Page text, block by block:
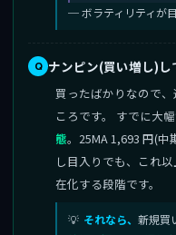
─ ボラティリティが
ナンピン(買い増し)し
買ったばかりなので
ころです。 すでに大
態。25MA 1,693 円(
し目入りでも、これ
在化する段階です。
それなら、 新規買